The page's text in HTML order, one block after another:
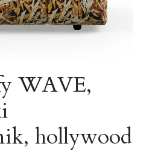
WAVE,
hollywood